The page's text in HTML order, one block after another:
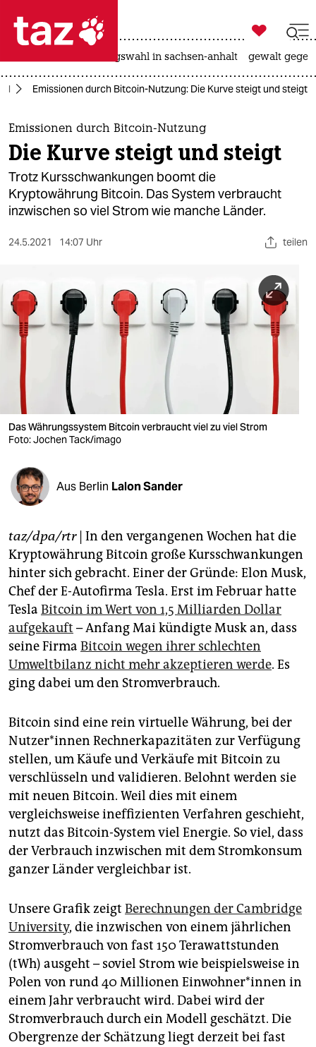
 taz zahl ich
taz zahl ich
themen
politik
öko
sport
berlin
nord
wahrheit
verlag
verlag
veranstaltungen
shop
unterstützen
abo
genossenschaft
epaper login

taz zahl ich
landtagswahl in sachsen-anhalt gewalt
Emissionen durch Bitcoin-Nutzung: Die Kurve steigt und steigt
Emissionen durch Bitcoin-Nutzung
Die Kurve steigt und steigt
Trotz Kursschwankungen boomt die
Kryptowährung Bitcoin. Das System verbraucht
inzwischen so viel Strom wie manche Länder.
24.5.2021 14:07 Uhr teilen
Das Währungssystem Bitcoin verbraucht viel zu viel Strom
Foto: Jochen Tack/imago
Aus Berlin Lalon Sander
taz/dpa/rtr| In den vergangenen Wochen hat die
Kryptowährung Bitcoin große Kursschwankungen
hinter sich gebracht. Einer der Gründe: Elon Musk,
Chef der E-Autofirma Tesla. Erst im Februar hatte
Tesla Bitcoin im Wert von 1,5 Milliarden Dollar
aufgekauft – Anfang Mai kündigte Musk an, dass
seine Firma Bitcoin wegen ihrer schlechten
Umweltbilanz nicht mehr akzeptieren werde. Es
ging dabei um den Stromverbrauch.
Bitcoin sind eine rein virtuelle Währung, bei der
Nut­ze­r*in­nen Rechnerkapazitäten zur Verfügung
stellen, um Käufe und Verkäufe mit Bitcoin zu
verschlüsseln und validieren. Belohnt werden sie
mit neuen Bitcoin. Weil dies mit einem
vergleichsweise ineffizienten Verfahren geschieht,
nutzt das Bitcoin-System viel Energie. So viel, dass
der Verbrauch inzwischen mit dem Stromkonsum
ganzer Länder vergleichbar ist.
Unsere Grafik zeigt Berechnungen der Cambridge
University, die inzwischen von einem jährlichen
Stromverbrauch von fast 150 Terawattstunden
(tWh) ausgeht – soviel Strom wie beispielsweise in
Polen von rund 40 Millionen Ein­woh­ne­r*in­nen in
einem Jahr verbraucht wird. Dabei wird der
Stromverbrauch durch ein Modell geschätzt. Die
Obergrenze der Schätzung liegt derzeit bei fast